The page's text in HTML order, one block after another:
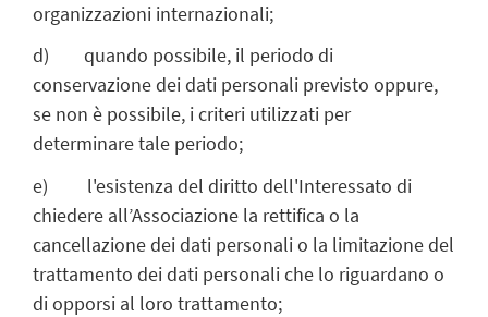
organizzazioni internazionali;
d) quando possibile, il periodo di
conservazione dei dati personali previsto oppure,
se non è possibile, i criteri utilizzati per
determinare tale periodo;
e) l'esistenza del diritto dell'Interessato di
chiedere all’Associazione la rettifica o la
cancellazione dei dati personali o la limitazione del
trattamento dei dati personali che lo riguardano o
di opporsi al loro trattamento;